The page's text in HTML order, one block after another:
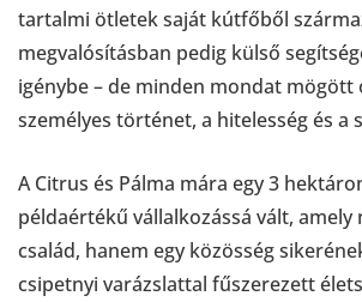
tartalmi ötletek saját kútfőből
megvalósításban pedig külső
igénybe – de minden mondat mögött
személyes történet, a hitelesség és a
A Citrus és Pálma mára egy 3
példaértékű vállalkozássá vált, amely
család, hanem egy közösség
csipetnyi varázslattal fűszerezett